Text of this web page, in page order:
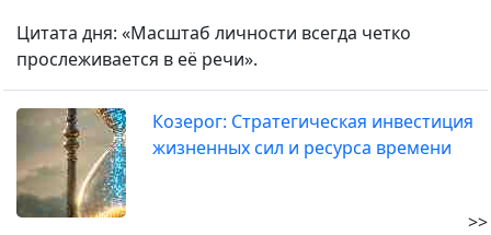
Цитата дня: «Масштаб личности всегда четко
прослеживается в её речи».
Козерог: Стратегическая инвестиция
жизненных сил и ресурса времени
>>